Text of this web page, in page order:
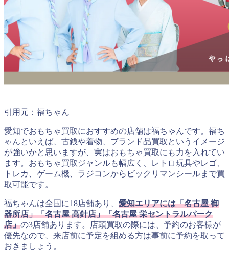
引用元：福ちゃん
愛知でおもちゃ買取におすすめの店舗は福ちゃんです。福ち
ゃんといえば、古銭や着物、ブランド品買取というイメージ
が強いかと思いますが、実はおもちゃ買取にも力を入れてい
ます。おもちゃ買取ジャンルも幅広く、レトロ玩具やレゴ、
トレカ、ゲーム機、ラジコンからビックリマンシールまで買
取可能です。
福ちゃんは全国に18店舗あり、 愛知エリアには「名古屋 御
器所店」「名古屋 高針店」「名古屋 栄セントラルパーク
店」の3店舗あります。店頭買取の際には、予約のお客様が
優先なので、来店前に予定を組める方は事前に予約を取って
おきましょう。